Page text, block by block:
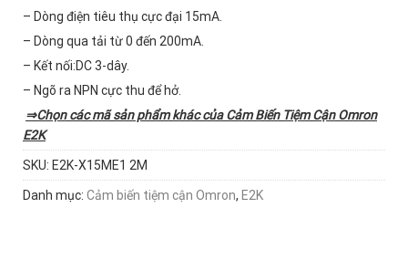
– Dòng điện tiêu thụ cực đại 15mA.
– Dòng qua tải từ 0 đến 200mA.
– Kết nối:DC 3-dây.
– Ngõ ra NPN cực thu để hở.
⇒Chọn các mã sản phẩm khác củaCảm Biến Tiệm Cận Omron
E2K
SKU: E2K-X15ME1 2M
Danh mục: Cảm biến tiệm cận Omron, E2K